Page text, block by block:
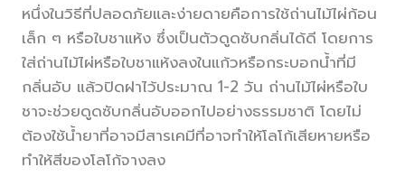
หนึ่งในวิธีที่ปลอดภัยและง่ายดายคือการใช้ถ่านไม้ไผ่ก้อน
เล็ก ๆ หรือใบชาแห้ง ซึ่งเป็นตัวดูดซับกลิ่นได้ดี โดยการ
ใส่ถ่านไม้ไผ่หรือใบชาแห้งลงในแก้วหรือกระบอกน้ำที่มี
กลิ่นอับ แล้วปิดฝาไว้ประมาณ 1-2 วัน ถ่านไม้ไผ่หรือใบ
ชาจะช่วยดูดซับกลิ่นอับออกไปอย่างธรรมชาติ โดยไม่
ต้องใช้น้ำยาที่อาจมีสารเคมีที่อาจทำให้โลโก้เสียหายหรือ
ทำให้สีของโลโก้จางลง